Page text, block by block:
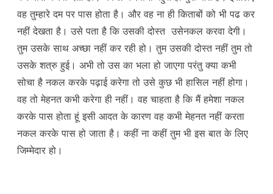
वह तुम्हारे दम पर पास होता है। और वह ना ही किताबों को भी पढ कर
नहीं देखता है। उसे पता है कि उसकी दोस्त उसेनकल करवा देगी।
तुम उसके साथ अच्छा नहीं कर रही हो। तुम उसकी दोस्त नहीं तुम तो
उसके शत्रु हुई। अभी तो उस का भला हो जाएगा परंतु क्या कभी
सोचा है नकल करके पढ़ाई करेगा तो उसे कुछ भी हासिल नहीं होगा।
वह तो मेहनत कभी करेगा ही नहीं। वह चाहता है कि मैं हमेशा नकल
करके पास होता हूं इसी आदत के कारण वह कभी मेहनत नहीं करता
नकल करके पास हो जाता है। कहीं ना कहीं तुम भी इस बात के लिए
जिम्मेदार हो।